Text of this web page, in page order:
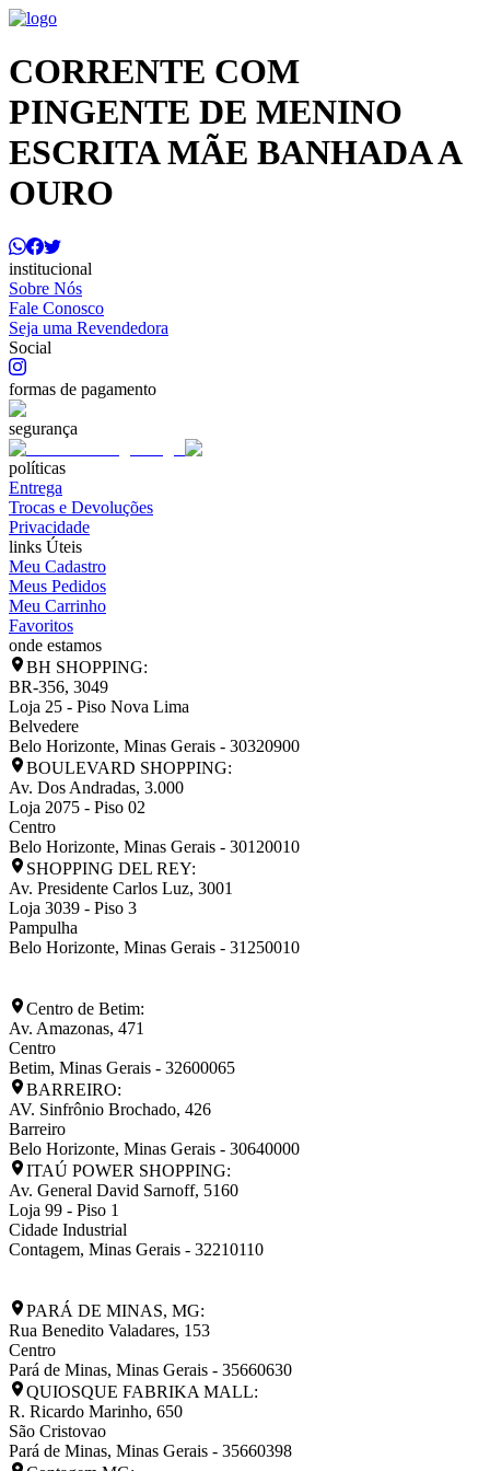
CORRENTE COM
PINGENTE DE MENINO
ESCRITA MÃE BANHADA A
OURO
institucional
Sobre Nós
Fale Conosco
Seja uma Revendedora
Social
formas de pagamento
segurança
políticas
Entrega
Trocas e Devoluções
Privacidade
links Úteis
Meu Cadastro
Meus Pedidos
Meu Carrinho
Favoritos
onde estamos
BH SHOPPING:
BR-356, 3049
Loja 25 - Piso Nova Lima
Belvedere
Belo Horizonte, Minas Gerais - 30320900
BOULEVARD SHOPPING:
Av. Dos Andradas, 3.000
Loja 2075 - Piso 02
Centro
Belo Horizonte, Minas Gerais - 30120010
SHOPPING DEL REY:
Av. Presidente Carlos Luz, 3001
Loja 3039 - Piso 3
Pampulha
Belo Horizonte, Minas Gerais - 31250010
Centro de Betim:
Av. Amazonas, 471
Centro
Betim, Minas Gerais - 32600065
BARREIRO:
AV. Sinfrônio Brochado, 426
Barreiro
Belo Horizonte, Minas Gerais - 30640000
ITAÚ POWER SHOPPING:
Av. General David Sarnoff, 5160
Loja 99 - Piso 1
Cidade Industrial
Contagem, Minas Gerais - 32210110
PARÁ DE MINAS, MG:
Rua Benedito Valadares, 153
Centro
Pará de Minas, Minas Gerais - 35660630
QUIOSQUE FABRIKA MALL:
R. Ricardo Marinho, 650
São Cristovao
Pará de Minas, Minas Gerais - 35660398